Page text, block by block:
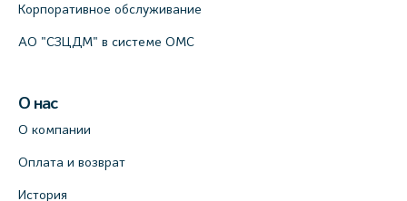
Корпоративное обслуживание
АО "СЗЦДМ" в системе ОМС
О нас
О компании
Оплата и возврат
История